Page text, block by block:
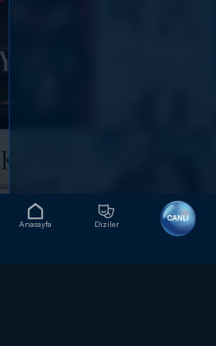
Anasayfa Diziler
CANLI